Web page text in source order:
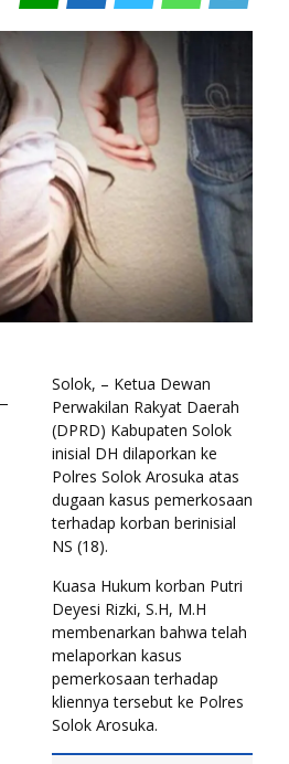
Solok, – Ketua Dewan
Perwakilan Rakyat Daerah
(DPRD) Kabupaten Solok
inisial DH dilaporkan ke
Polres Solok Arosuka atas
dugaan kasus pemerkosaan
terhadap korban berinisial
NS (18).
Kuasa Hukum korban Putri
Deyesi Rizki, S.H, M.H
membenarkan bahwa telah
melaporkan kasus
pemerkosaan terhadap
kliennya tersebut ke Polres
Solok Arosuka.